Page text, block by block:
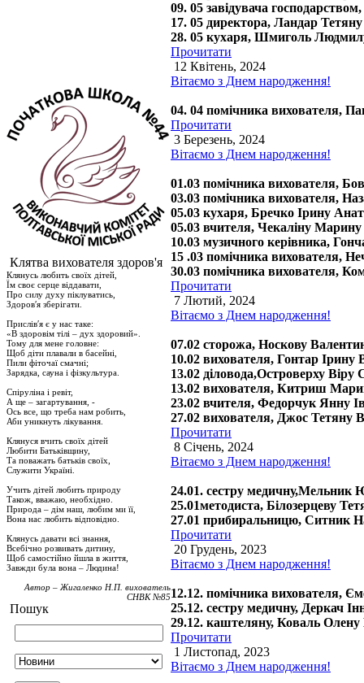
Клятва вихователя здоров'я
Клянусь любить своїх дітей,
Їм своє серце віддавати,
Про силу духу піклуватись,
Здоров′я зберігати.
Прислів′я є у нас таке:
«В здоровім тілі – дух здоровий».
Тому для мене головне:
Щоб діти плавали в басейні,
Пили фіточаї смачні;
Зарядка, сауна і фізкультура.
Спіруліна і ревіт,
А ще – загартування, -
Ось все, що треба нам робить,
Аби уникнуть лікування.
Клянуся вчить своїх дітей
Любити Батьківщину,
Та поважать батьків своїх,
Служити Україні.
Учить дітей любить природу
Також, вважаю, необхідно.
Природа – дім наш, любим ми її,
Вона нас любить відповідно.
Клянусь давати всі знання,
Всебічно розвивать дитину,
Щоб самостійно йшла в життя,
Завжди була вона – Людина!
Автор – Жигаленко Н.П. вихователь
СНВК №85
Пошук
09. 05 завідувача
17. 05 директора, Ландар
28. 05 кухаря, Шмиголь
Прочитати
12 Квітень, 2024
Вітаємо з Днем народження!
04. 04 помічника вихователя,
Прочитати
3 Березень, 2024
Вітаємо з Днем народження!
01.03 помічника вихователя,
03.03 помічника вихователя,
05.03 кухаря, Бречко Ірину
05.03 вчителя, Чекаліну
10.03 музичного керівника,
15 .03 помічника вихователя,
30.03 помічника вихователя,
Прочитати
7 Лютий, 2024
Вітаємо з Днем народження!
07.02 сторожа, Носкову
10.02 вихователя, Гонтар Ірину
13.02 діловода,Островерху Віру
13.02 вихователя, Китриш
23.02 вчителя, Федорчук Янну
27.02 вихователя, Джос Тетяну
Прочитати
8 Січень, 2024
Вітаємо з Днем народження!
24.01. сестру медичну,Мельник
25.01методиста, Білозерцеву
27.01 прибиральницю, Ситник
Прочитати
20 Грудень, 2023
Вітаємо з Днем народження!
12.12. помічника вихователя,
25.12. сестру медичну, Деркач
29.12. каштеляну, Коваль Олену
Прочитати
1 Листопад, 2023
Вітаємо з Днем народження!